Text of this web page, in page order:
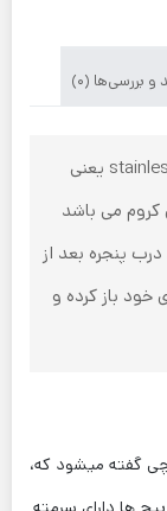
و بررسی‌ها (0)
پیچ سرمته دار از نوع stainless steel یعنی
کروم می باشد
پنجره بعد از
خود باز کرده و
1000 عددی) به پیچی گفته میشود که،